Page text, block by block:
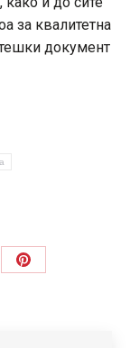
за квалитетна
документ
Share